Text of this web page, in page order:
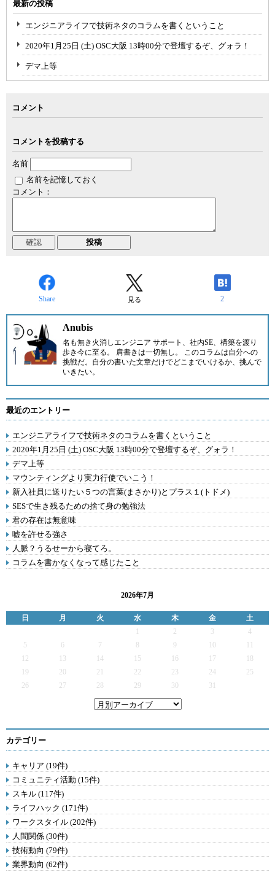
最新の投稿
エンジニアライフで技術ネタのコラムを書くということ
2020年1月25日 (土) OSC大阪 13時00分で登壇するぞ、グォラ！
デマ上等
コメント
コメントを投稿する
名前
名前を記憶しておく
コメント：
Share 見る 2
Anubis
名も無き火消しエンジニア サポート、社内SE、構築を渡り
歩き今に至る。 肩書きは一切無し。 このコラムは自分への
挑戦だ。自分の書いた文章だけでどこまでいけるか、挑んで
いきたい。
最近のエントリー
エンジニアライフで技術ネタのコラムを書くということ
2020年1月25日 (土) OSC大阪 13時00分で登壇するぞ、グォラ！
デマ上等
マウンティングより実力行使でいこう！
新入社員に送りたい５つの言葉(まさかり)とプラス１(トドメ)
SESで生き残るための捨て身の勉強法
君の存在は無意味
嘘を許せる強さ
人脈？うるせーから寝てろ。
コラムを書かなくなって感じたこと
2026年7月
日 月 火 水 木 金
土
2 3
4
5
6 7 9
12
13 14 15 16 17
19
20 21 22 23 24
25
26
27 28 29 30 31
カテゴリー
キャリア (19件)
コミュニティ活動 (15件)
スキル (117件)
ライフハック (171件)
ワークスタイル (202件)
人間関係 (30件)
技術動向 (79件)
業界動向 (62件)